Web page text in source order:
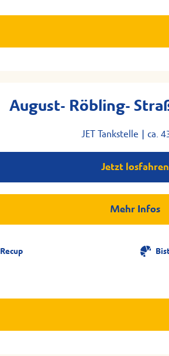
August- Röbling-
JET Tankstelle | ca.
Jetzt losfahren
Mehr Infos
Recup